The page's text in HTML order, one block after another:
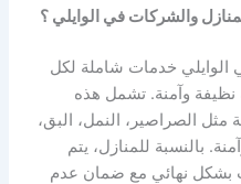
والشركات في الوايلي ؟
الوايلي خدمات شاملة لكل
نظيفة وآمنة. تشمل هذه
الصراصير، النمل، البق،
بالنسبة للمنازل، يتم
بشكل نهائي مع ضمان عدم